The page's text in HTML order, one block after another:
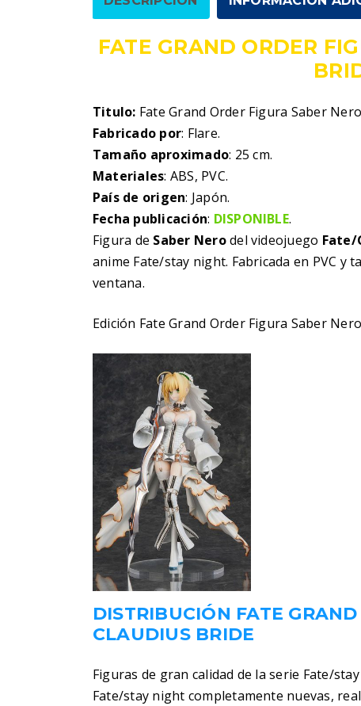
FATE GRAND ORDER
Titulo: Fate Grand Order Figura Saber
Fabricado por: Flare.
Tamaño aproximado: 25 cm.
Materiales: ABS, PVC.
País de origen: Japón.
Fecha publicación: DISPONIBLE.
Figura de Saber Nerodel videojuego Fate/
anime Fate/stay night. Fabricada en PVC y
ventana.
Edición Fate Grand Order Figura Saber
DISTRIBUCIÓN FATE
CLAUDIUS BRIDE
Figuras de gran calidad de la serie Fate/
Fate/stay night completamente nuevas,